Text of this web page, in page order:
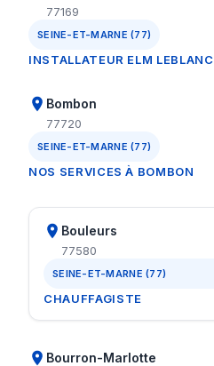
77169
SEINE-ET-MARNE (77)
INSTALLATEUR ELM LEBLANC
Bombon
77720
SEINE-ET-MARNE (77)
NOS SERVICES À BOMBON
Bouleurs
77580
SEINE-ET-MARNE (77)
CHAUFFAGISTE
Bourron-Marlotte